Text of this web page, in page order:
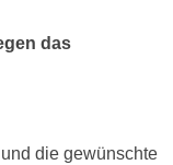
das
die gewünschte